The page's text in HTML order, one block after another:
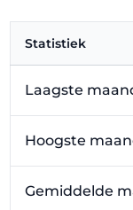
Statistiek
Laagste
Hoogste
Gemiddelde